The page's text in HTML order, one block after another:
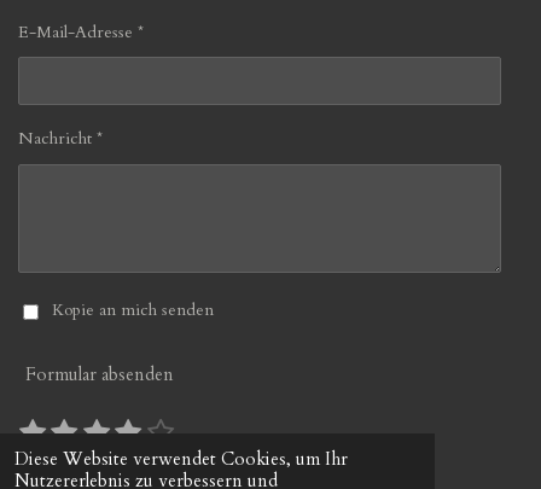
Diese Website verwendet Cookies, um Ihr
Nutzererlebnis zu verbessern und
E-Mail-Adresse *
Nachricht *
Kopie an mich senden
Formular absenden
B
e
w
1
S
2
S
3
S
4
S
5
S
B
e
w
10 Stimmen